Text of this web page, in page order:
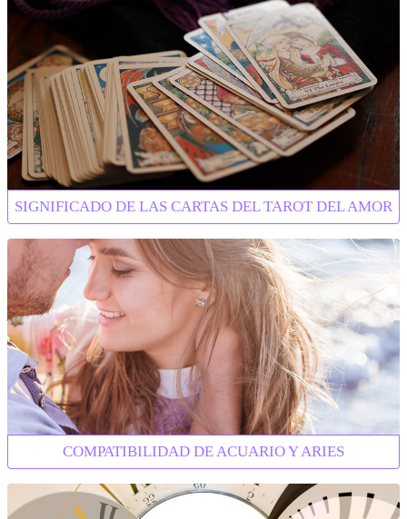
SIGNIFICADO DE LAS CARTAS DEL TAROT DEL AMOR
COMPATIBILIDAD DE ACUARIO Y ARIES